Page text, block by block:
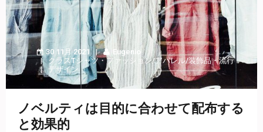
30 11月 2021
Eugenio
クラスTシャツ・ファッション/アパレル/装飾品・流行
デザイン
ノベルティは目的に合わせて配布する
と効果的